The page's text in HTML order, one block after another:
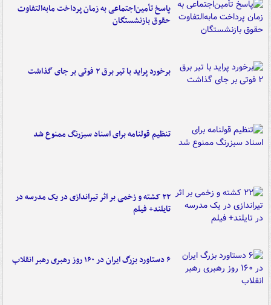
پاسخ تأمین‌اجتماعی به زمان پرداخت مابه‌التفاوت
حقوق بازنشستگان
برخورد پراید با تیر برق ۲ فوتی بر جای گذاشت
تنظیم قولنامه برای اسناد سبزرنگ ممنوع شد
۲۲ کشته و زخمی بر اثر تیراندازی در یک مدرسه در
تایلند+ فیلم
۶ دستاورد بزرگ ایران در ۱۶۰ روز رهبری رهبر انقلاب